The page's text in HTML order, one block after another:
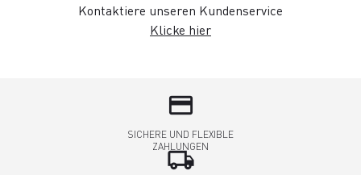
Kontaktiere unseren Kundenservice
Klicke hier
credit_card
SICHERE UND FLEXIBLE
ZAHLUNGEN
local_shipping